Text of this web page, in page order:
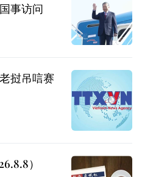
事访问
挝吊唁赛
）